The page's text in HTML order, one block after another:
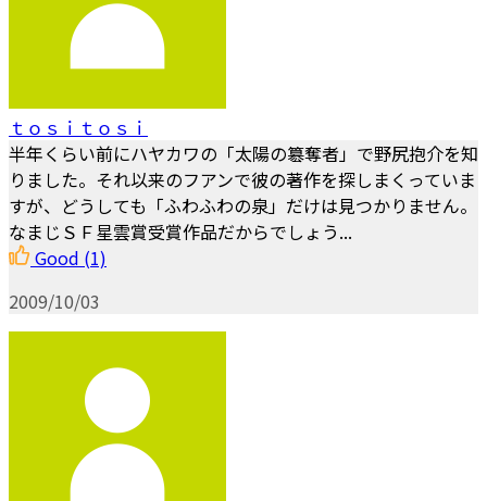
ｔｏｓｉｔｏｓｉ
半年くらい前にハヤカワの「太陽の簒奪者」で野尻抱介を知
りました。それ以来のフアンで彼の著作を探しまくっていま
すが、どうしても「ふわふわの泉」だけは見つかりません。
なまじＳＦ星雲賞受賞作品だからでしょう...
Good (1)
2009/10/03